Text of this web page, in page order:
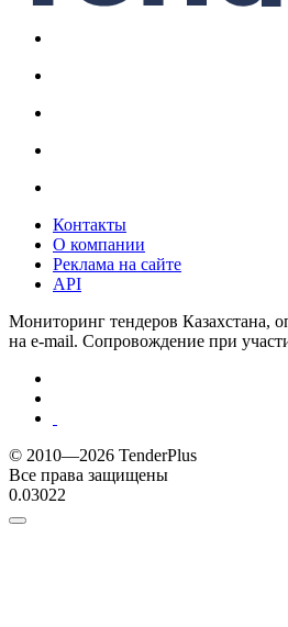
Контакты
О компании
Реклама на сайте
API
Мониторинг тендеров Казахстана,
на e-mail. Сопровождение при
© 2010—2026 TenderPlus
Все права защищены
0.03022